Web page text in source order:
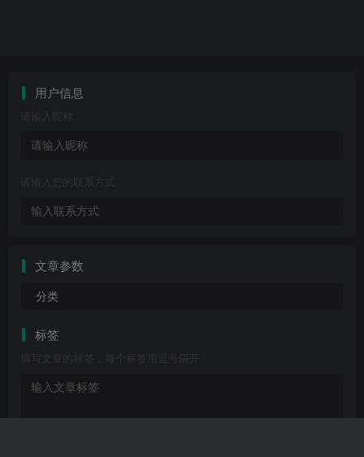
用户信息
请输入昵称
请输入您的联系方式
文章参数
分类
标签
填写文章的标签，每个标签用逗号隔开